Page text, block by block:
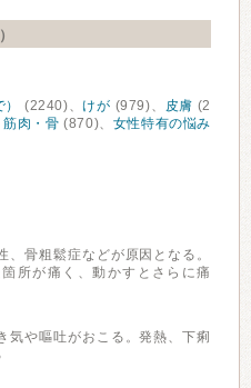
(2240)、 けが (979)、 皮膚 (2
筋肉・骨 (870)、 女性特有の悩み
骨粗鬆症などが原因となる。
所が痛く、動かすとさらに痛
気や嘔吐がおこる。発熱、下痢